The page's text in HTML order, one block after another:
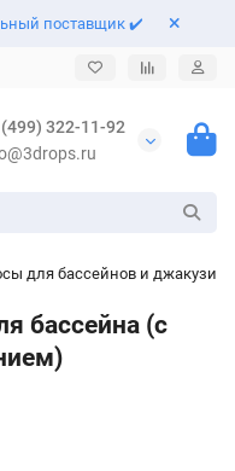
поставщик ✔️
322-11-92
для бассейнов и джакузи
бассейна (с